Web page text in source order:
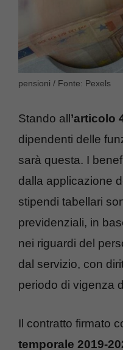
pensioni / Fonte: Pexels
Stando all ’articolo
dipendenti delle
sarà questa. I
dalla applicazione
stipendi tabellari
previdenziali, in
nei riguardi del
dal servizio, con
periodo di vigenza
Il contratto firmato
temporale 2019-